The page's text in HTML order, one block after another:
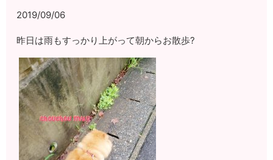
2019/09/06
昨日は雨もすっかり上がって朝からお散歩?